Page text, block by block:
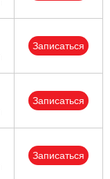
Записаться
Записаться
Записаться